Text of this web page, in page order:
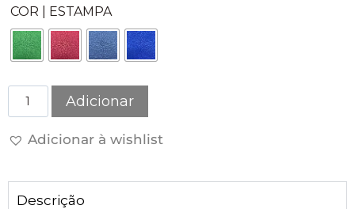
COR | ESTAMPA
Adicionar
Adicionar à wishlist
Descrição